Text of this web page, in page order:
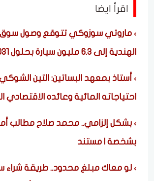
اقرأ ايضا
ماروتي سوزوكي تتوقع وصول سوق
الهندية إلى 6.3 مليون سيارة بحلول 2031
أستاذ بمعهد البساتين: التين
احتياجاته المائية وعائده الاقتصادي
بشكل إلزامي.. محمد صلاح مطالب
بشخصة | مستند
لو معاك مبلغ محدود.. طريقة شراء